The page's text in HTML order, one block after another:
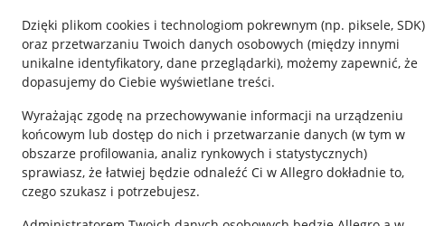
Dzięki plikom cookies i technologiom pokrewnym (np. piksele, SDK)
oraz przetwarzaniu Twoich danych osobowych (między innymi
unikalne identyfikatory, dane przeglądarki), możemy zapewnić, że
dopasujemy do Ciebie wyświetlane treści.
Wyrażając zgodę na przechowywanie informacji na urządzeniu
końcowym lub dostęp do nich i przetwarzanie danych (w tym w
obszarze profilowania, analiz rynkowych i statystycznych)
sprawiasz, że łatwiej będzie odnaleźć Ci w Allegro dokładnie to,
czego szukasz i potrzebujesz.
Przydatne informacje